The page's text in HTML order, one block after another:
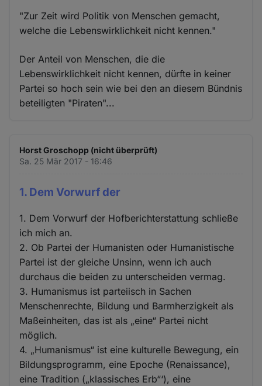
"Zur Zeit wird Politik von Menschen gemacht,
welche die Lebenswirklichkeit nicht kennen."
Der Anteil von Menschen, die die
Lebenswirklichkeit nicht kennen, dürfte in keiner
Partei so hoch sein wie bei den an diesem Bündnis
beteiligten "Piraten"...
Horst Groschopp (nicht überprüft)
Sa. 25 Mär 2017 - 16:46
1. Dem Vorwurf der
1. Dem Vorwurf der Hofberichterstattung schließe
ich mich an.
2. Ob Partei der Humanisten oder Humanistische
Partei ist der gleiche Unsinn, wenn ich auch
durchaus die beiden zu unterscheiden vermag.
3. Humanismus ist parteiisch in Sachen
Menschenrechte, Bildung und Barmherzigkeit als
Maßeinheiten, das ist als „eine“ Partei nicht
möglich.
4. „Humanismus“ ist eine kulturelle Bewegung, ein
Bildungsprogramm, eine Epoche (Renaissance),
eine Tradition („klassisches Erb“‘), eine